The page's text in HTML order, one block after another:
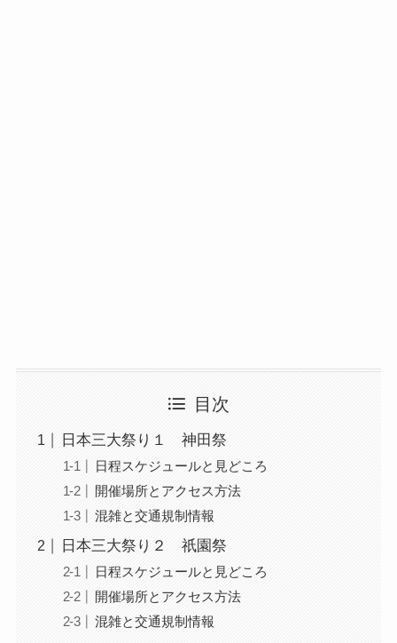
目次
日本三大祭り１ 神田祭
日程スケジュールと見どころ
開催場所とアクセス方法
混雑と交通規制情報
日本三大祭り２ 祇園祭
日程スケジュールと見どころ
開催場所とアクセス方法
混雑と交通規制情報